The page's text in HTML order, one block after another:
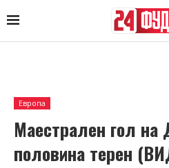
Европа
Маестрален гол на
половина терен